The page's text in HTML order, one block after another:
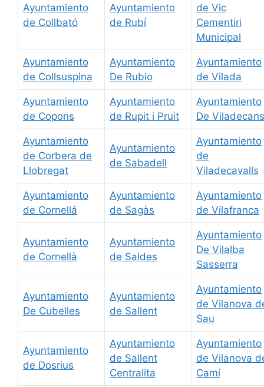
Ayuntamiento
de Collbató
Ayuntamiento
de Rubí
de Vic
Cementiri
Municipal
Ayuntamiento
de Collsuspina
Ayuntamiento
De Rubio
Ayuntamiento
de Vilada
Ayuntamiento
de Copons
Ayuntamiento
de Rupit i Pruit
Ayuntamiento
De Viladecans
Ayuntamiento
de Corbera de
Llobregat
Ayuntamiento
de Sabadell
Ayuntamiento
de
Viladecavalls
Ayuntamiento
de Cornellá
Ayuntamiento
de Sagàs
Ayuntamiento
de Vilafranca
Ayuntamiento
de Cornellà
Ayuntamiento
de Saldes
Ayuntamiento
De Vilalba
Sasserra
Ayuntamiento
De Cubelles
Ayuntamiento
de Sallent
Ayuntamiento
de Vilanova
Sau
Ayuntamiento
de Dosrius
Ayuntamiento
de Sallent
Centralita
Ayuntamiento
de Vilanova
Camí